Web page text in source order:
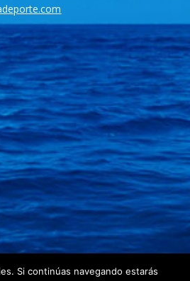
Si continúas navegando estarás